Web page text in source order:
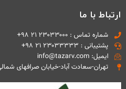
ارتباط با ما
شماره تماس : ۲۳۰۳۳۰۰۰ ۲۱ ۹۸+
پشتیبانی : ۲۳۰۳۳۳۳۳ ۲۱ ۹۸+
ایمیل: info@tazarv.com
تهران-سعادت آباد-خیابان صرافهای شمالی- نبش